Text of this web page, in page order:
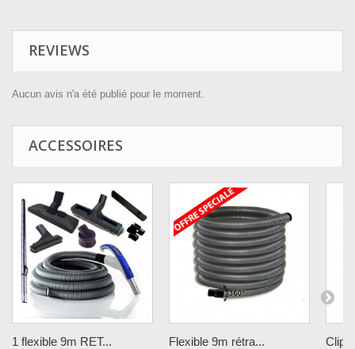
REVIEWS
Aucun avis n'a été publié pour le moment.
ACCESSOIRES
1 flexible 9m RET... Flexible 9m rétra... Clip